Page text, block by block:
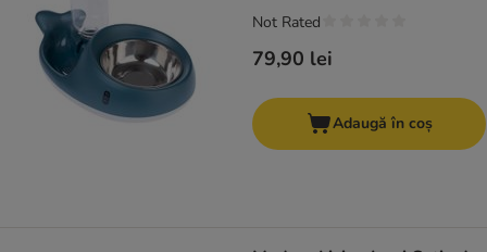
79,90 lei
Not Rated
Adaugă în coș